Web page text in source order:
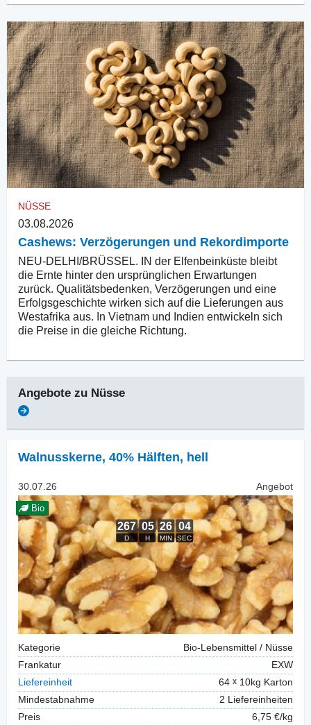
NÜSSE
03.08.2026
Cashews: Verzögerungen und Rekordimporte
NEU-DELHI/BRÜSSEL. IN der Elfenbeinküste bleibt
die Ernte hinter den ursprünglichen Erwartungen
zurück. Qualitätsbedenken, Verzögerungen und eine
Erfolgsgeschichte wirken sich auf die Lieferungen aus
Westafrika aus. In Vietnam und Indien entwickeln sich
die Preise in die gleiche Richtung.
Angebote zu Nüsse
Walnusskerne, 40% Hälften, hell
30.07.26 Angebot
Bio
Kategorie
Bio-Lebensmittel / Nüsse
Frankatur
EXW
Liefereinheit
64
10kg Karton
Mindestabnahme
2 Liefereinheiten
Preis
6,75 €/kg